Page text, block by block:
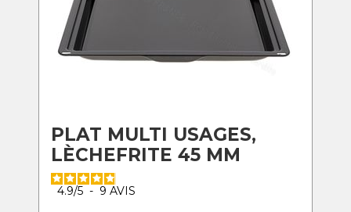
PLAT MULTI USAGES,
LÈCHEFRITE 45 MM
4.9/5 - 9 AVIS